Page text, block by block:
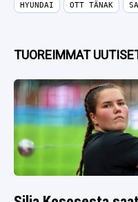
HYUNDAI OTT TÄNAK
TUOREIMMAT